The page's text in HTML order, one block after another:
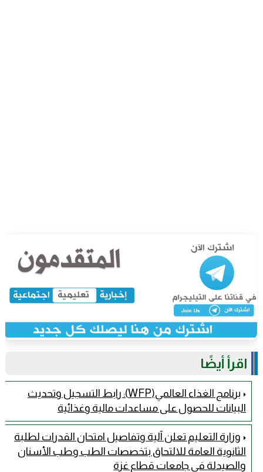
اقرأ أيضًا
برنامج الغذاء العالمي(WFP): رابط التسجيل وتحديث
البيانات للحصول على مساعدات مالية وغذائية
وزارة التعليم تعلن آلية وتفاصيل امتحان القدرات لطلبة
الثانوية العامة للالتحاق بتخصصات الطب وطب الأسنان
والصيدلة في جامعات قطاع غزة